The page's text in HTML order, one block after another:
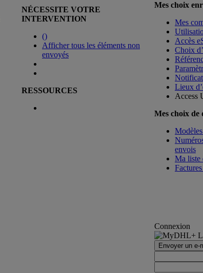
NÉCESSITE VOTRE
INTERVENTION
()
Afficher tous les éléments non
envoyés
RESSOURCES
Mes choix
Mes
Accès
Choix
Lieux
Access
Mes choix de
envois
Ma liste
Connexion
Envoyer un e-